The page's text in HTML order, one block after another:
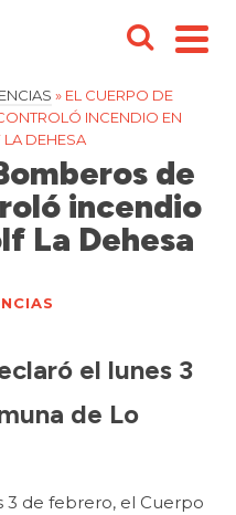
» EL CUERPO DE
INCENDIO EN
DEHESA
de
incendio
La Dehesa
el lunes 3
de Lo
3 de febrero, el Cuerpo